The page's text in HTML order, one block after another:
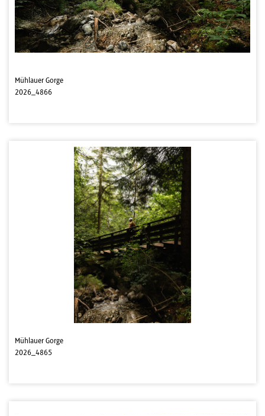
Mühlauer Gorge
2026_4866
Mühlauer Gorge
2026_4865